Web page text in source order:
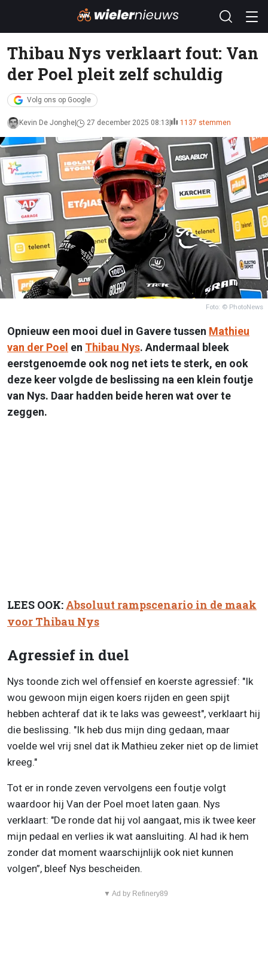
Thibau Nys verklaart fout: Van
der Poel pleit zelf schuldig
Volg ons op Google
Kevin De Jonghe 27 december 2025 08:13 1137 stemmen
Foto: © PhotoNews
Opnieuw een mooi duel in Gavere tussen Mathieu
van der Poel en Thibau Nys. Andermaal bleek
eerstgenoemde ook nog net iets te sterk, en ook
deze keer volgde de beslissing na een klein foutje
van Nys. Daar hadden beide heren wat over te
zeggen.
LEES OOK: Absoluut rampscenario in de maak
voor Thibau Nys
Agressief in duel
Nys toonde zich wel offensief en koerste agressief: "Ik
wou gewoon mijn eigen koers rijden en geen spijt
hebben achteraf dat ik te laks was geweest", verklaart hij
die beslissing. "Ik heb dus mijn ding gedaan, maar
voelde wel vrij snel dat ik Mathieu zeker niet op de limiet
kreeg."
Tot er in ronde zeven vervolgens een foutje volgt
waardoor hij Van der Poel moet laten gaan. Nys
verklaart: "De ronde dat hij vol aangaat, mis ik twee keer
mijn pedaal en verlies ik wat aansluiting. Al had ik hem
zonder dat moment waarschijnlijk ook niet kunnen
volgen”, bleef Nys bescheiden.
▼ Ad by Refinery89